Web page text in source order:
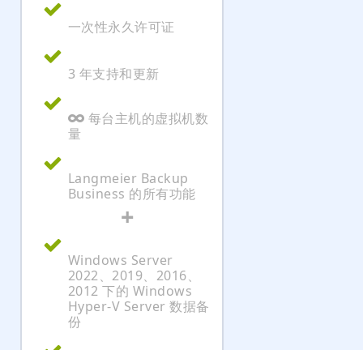
一次性永久许可证
3 年支持和更新
每台主机的虚拟机数
量
Langmeier Backup
Business 的所有功能
+
Windows Server
2022、2019、2016、
2012 下的 Windows
Hyper-V Server 数据备
份